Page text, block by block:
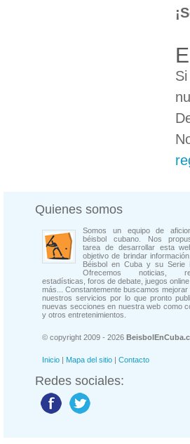
Quienes somos
Somos un equipo de
béisbol cubano. Nos
tarea de desarrollar esta
objetivo de brindar
Béisbol en Cuba y su Serie
Ofrecemos noticias,
estadísticas, foros de debate, juegos
más... Constantemente buscamos mejorar
nuestros servicios por lo que pronto
nuevas secciones en nuestra web como
y otros entretenimientos.
© copyright 2009 - 2026
Inicio | Mapa del sitio | Contacto
Redes sociales: